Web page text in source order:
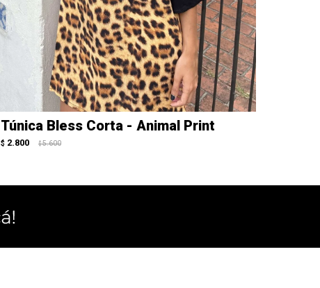
Túnica Bless Corta - Animal Print
$ 2.800 $ 5.600